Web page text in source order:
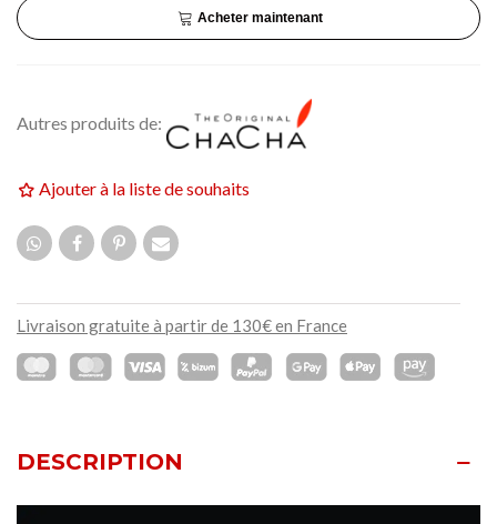
Acheter maintenant
Autres produits de:
Ajouter à la liste de souhaits
Livraison gratuite à partir de 130€ en France
DESCRIPTION